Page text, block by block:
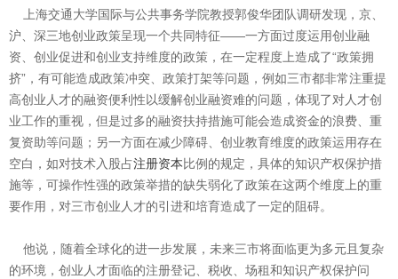
上海交通大学国际与公共事务学院教授郭俊华团队调研发现，京、
沪、深三地创业政策呈现一个共同特征——一方面过度运用创业融
资、创业促进和创业支持维度的政策，在一定程度上造成了“政策拥
挤”，有可能造成政策冲突、政策打架等问题，例如三市都非常注重提
高创业人才的融资便利性以缓解创业融资难的问题，体现了对人才创
业工作的重视，但是过多的融资扶持措施可能会造成资金的浪费、重
复资助等问题；另一方面在减少障碍、创业教育维度的政策运用存在
空白，如对技术入股占注册资本比例的规定，具体的知识产权保护措
施等，可操作性强的政策举措的缺失弱化了政策在这两个维度上的重
要作用，对三市创业人才的引进和培育造成了一定的阻碍。
他说，随着全球化的进一步发展，未来三市将面临更为多元且复杂
的环境，创业人才面临的注册登记、税收、场租和知识产权保护问